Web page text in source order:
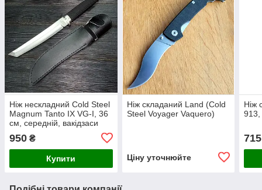
Ніж нескладний Cold Steel
Magnum Tanto IX VG-I, 36
см, середній, вакідзаси
950 ₴
Купити
Ніж складаний Land (Cold
Steel Voyager Vaquero)
Ціну уточнюйте
Ніж
913,
715